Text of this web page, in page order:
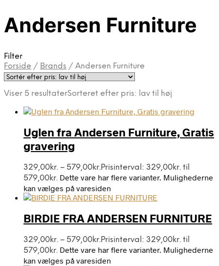
Andersen Furniture
Filter
Forside / Brands / Andersen Furniture
Viser 5 resultaterSorteret efter pris: lav til høj
Uglen fra Andersen Furniture, Gratis
gravering
329,00kr. – 579,00kr.Prisinterval: 329,00kr. til
579,00kr. Dette vare har flere varianter. Mulighederne
kan vælges på varesiden
BIRDIE FRA ANDERSEN FURNITURE
329,00kr. – 579,00kr.Prisinterval: 329,00kr. til
579,00kr. Dette vare har flere varianter. Mulighederne
kan vælges på varesiden